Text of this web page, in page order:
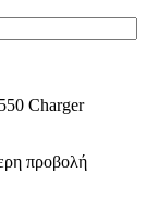
Charger
προβολή